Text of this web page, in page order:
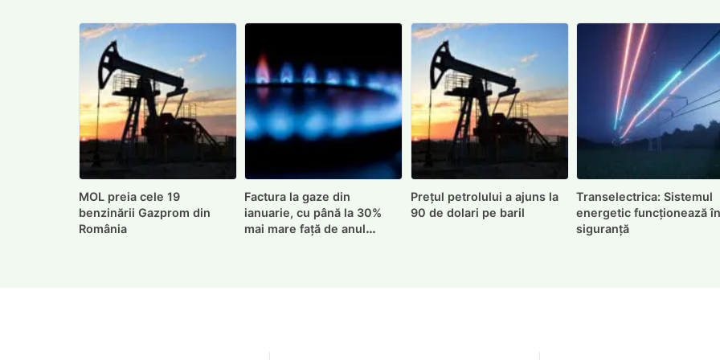
MOL preia cele 19
benzinării Gazprom din
România
Factura la gaze din
ianuarie, cu până la 30%
mai mare față de anul
Prețul petrolului a ajuns la
90 de dolari pe baril
Transelectrica: Sistemul
energetic funcționează
siguranță